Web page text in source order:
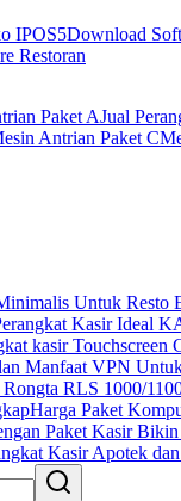
IPOS5Download
Restoran
Paket AJual
Antrian Paket C
Untuk Resto
Kasir Ideal
kasir Touchscreen
Manfaat VPN
RLS 1000/
Harga Paket
Paket Kasir
Kasir Apotek